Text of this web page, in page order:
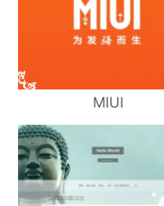
MIUI